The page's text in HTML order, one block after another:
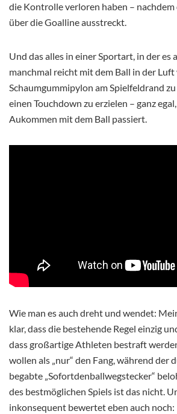
die Kontrolle verloren haben – nachdem
über die Goalline ausstreckt.
Und das alles in einer Sportart, in der es
manchmal reicht mit dem Ball in der
Schaumgummipylon am Spielfeldrand
einen Touchdown zu erzielen – ganz
Aukommen mit dem Ball passiert.
Wie man es auch dreht und wendet:
klar, dass die bestehende Regel einzig
dass großartige Athleten bestraft
wollen als „nur“ den Fang, während der
begabte „Sofortdenballwegstecker“
des bestmöglichen Spiels ist das nicht.
inkonsequent bewertet eben auch noch: